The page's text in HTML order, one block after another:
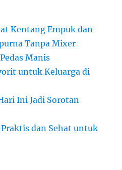
Kentang Empuk dan
Tanpa Mixer
Manis
untuk Keluarga di
Ini Jadi Sorotan
Praktis dan Sehat untuk